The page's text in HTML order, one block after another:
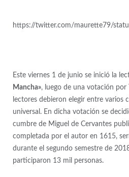
https://twitter.com/maurette79/
Este viernes 1 de junio se inició la
Mancha», luego de una votación por
lectores debieron elegir entre varios
universal. En dicha votación se
cumbre de Miguel de Cervantes
completada por el autor en 1615,
durante el segundo semestre de
participaron 13 mil personas.